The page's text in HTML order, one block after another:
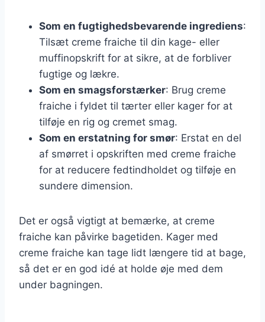
Som en fugtighedsbevarende ingrediens:
Tilsæt creme fraiche til din kage- eller
muffinopskrift for at sikre, at de forbliver
fugtige og lækre.
Som en smagsforstærker: Brug creme
fraiche i fyldet til tærter eller kager for at
tilføje en rig og cremet smag.
Som en erstatning for smør: Erstat en del
af smørret i opskriften med creme fraiche
for at reducere fedtindholdet og tilføje en
sundere dimension.
Det er også vigtigt at bemærke, at creme
fraiche kan påvirke bagetiden. Kager med
creme fraiche kan tage lidt længere tid at bage,
så det er en god idé at holde øje med dem
under bagningen.